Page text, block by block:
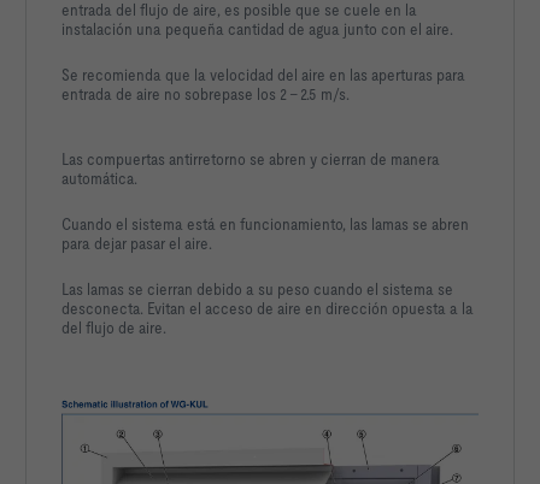
entrada del flujo de aire, es posible que se cuele en la
instalación una pequeña cantidad de agua junto con el aire.
Se recomienda que la velocidad del aire en las aperturas para
entrada de aire no sobrepase los 2 – 2.5 m/s.
Las compuertas antirretorno se abren y cierran de manera
automática.
Cuando el sistema está en funcionamiento, las lamas se abren
para dejar pasar el aire.
Las lamas se cierran debido a su peso cuando el sistema se
desconecta. Evitan el acceso de aire en dirección opuesta a la
del flujo de aire.